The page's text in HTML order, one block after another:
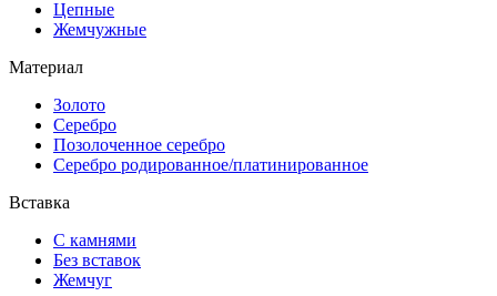
Цепные
Жемчужные
Материал
Золото
Серебро
Позолоченное серебро
Серебро родированное/платинированное
Вставка
С камнями
Без вставок
Жемчуг